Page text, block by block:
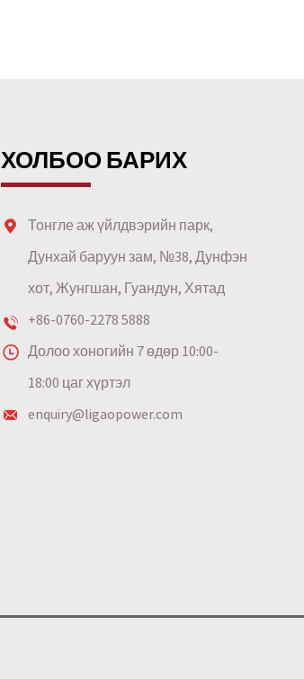
ХОЛБОО БАРИХ
Тонгле аж үйлдвэрийн парк,
Дунхай баруун зам, №38, Дунфэн
хот, Жунгшан, Гуандун, Хятад
+86-0760-2278 5888
Долоо хоногийн 7 өдөр 10:00-
18:00 цаг хүртэл
enquiry@ligaopower.com